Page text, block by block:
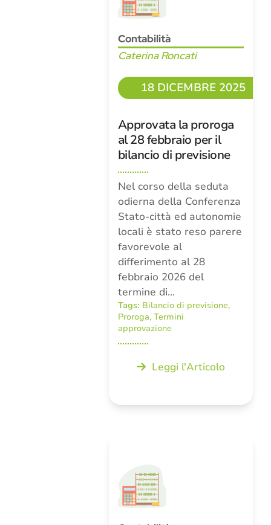
Contabilità
Caterina Roncati
18 DICEMBRE 2025
Approvata la proroga
al 28 febbraio per il
bilancio di previsione
Nel corso della seduta
odierna della Conferenza
Stato-città ed autonomie
locali è stato reso parere
favorevole al
differimento al 28
febbraio 2026 del
termine di…
Tags: Bilancio di previsione,
Proroga, Termini
approvazione
Leggi l'Articolo